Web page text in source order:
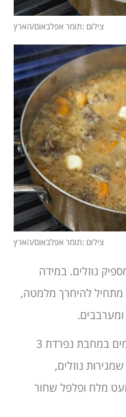
צילום :תומר אפלבאום/הארץ
צילום :תומר אפלבאום/הארץ
נוזלים. במידה
מתחיל להיחרך מלמטה,
ומערבבים.
בנוסף, בזמן שהקדירה מתבשלת, מחממים במחבת נפרדת 3
נוזלים,
מלח ופלפל שחור